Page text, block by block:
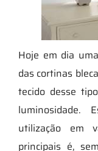
Hoje em dia
das cortinas
tecido desse
luminosidade.
utilização em
principais é,